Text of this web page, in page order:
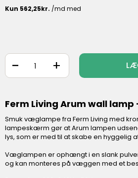
+
-
Ferm Living Arum wall
Smuk væglampe fra Ferm Living med
lampeskærm gør at Arum lampen
lys, som er med til at skabe en hyggelig
Væglampen er ophængt i en slank
og kan monteres på væggen med et